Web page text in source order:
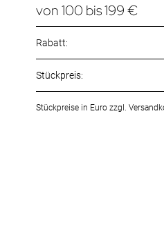
von 100 bis 199 €
Rabatt:
Stückpreise in Euro zzgl.